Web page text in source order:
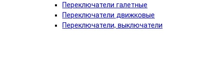
Переключатели галетные
Переключатели движковые
Переключатели, выключатели